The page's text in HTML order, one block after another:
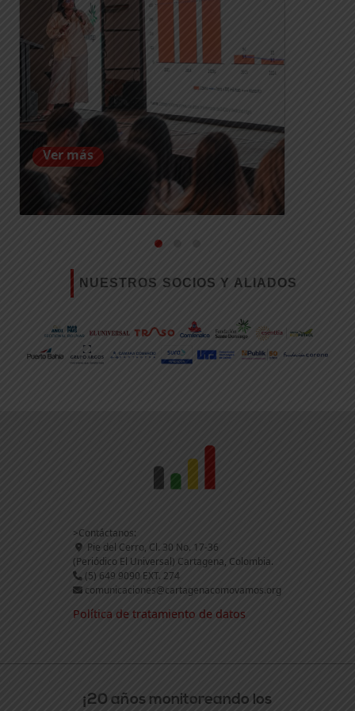
Ver más
NUESTROS SOCIOS Y ALIADOS
>Contáctanos:
Pie del Cerro, Cl. 30 No. 17-36
(Periódico El Universal) Cartagena, Colombia.
(5) 649 9090 EXT. 274
comunicaciones@cartagenacomovamos.org
Política de tratamiento de datos
¡20 años monitoreando los